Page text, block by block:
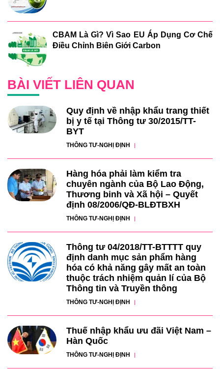
CBAM Là Gì? Vì Sao EU Áp Dụng Cơ Chế
Điều Chỉnh Biên Giới Carbon
BÀI VIẾT LIÊN QUAN
Quy định về nhập khẩu trang thiết
bị y tế tại Thông tư 30/2015/TT-
BYT
THÔNG TƯ-NGHỊ ĐỊNH
Hàng hóa phải làm kiểm tra
chuyên ngành của Bộ Lao Động,
Thương binh và Xã hội – Quyết
định 08/2006/QĐ-BLĐTBXH
THÔNG TƯ-NGHỊ ĐỊNH
Thông tư 04/2018/TT-BTTTT quy
định danh mục sản phẩm hàng
hóa có khả năng gây mất an toàn
thuộc trách nhiệm quản lí của Bộ
Thông tin và Truyền thông
THÔNG TƯ-NGHỊ ĐỊNH
Thuế nhập khẩu ưu đãi Việt Nam –
Hàn Quốc
THÔNG TƯ-NGHỊ ĐỊNH